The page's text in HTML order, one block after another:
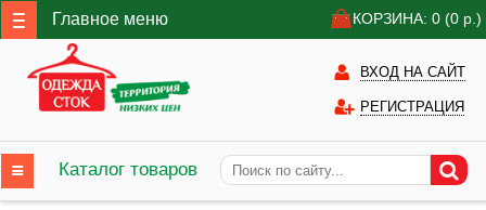
Главное меню КОРЗИНА: 0 (0 р.)
ВХОД НА САЙТ
РЕГИСТРАЦИЯ
Каталог товаров